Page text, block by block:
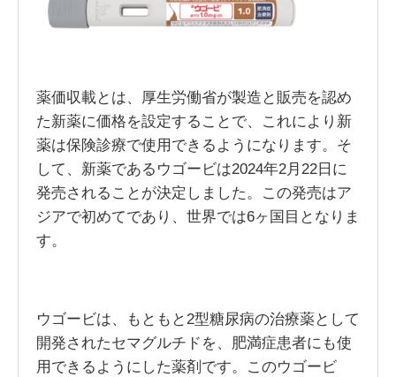
薬価収載とは、厚生労働省が製造と販売を認め
た新薬に価格を設定することで、これにより新
薬は保険診療で使用できるようになります。そ
して、新薬であるウゴービは2024年2月22日に
発売されることが決定しました。この発売はア
ジアで初めてであり、世界では6ヶ国目となりま
す。
ウゴービは、もともと2型糖尿病の治療薬として
開発されたセマグルチドを、肥満症患者にも使
用できるようにした薬剤です。このウゴービ